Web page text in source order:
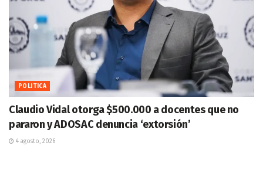
POLITICA
Claudio Vidal otorga $500.000 a docentes que no
pararon y ADOSAC denuncia ‘extorsión’
4 agosto, 2026